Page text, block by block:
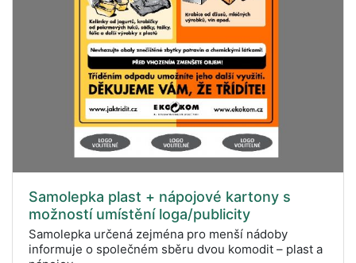
Samolepka plast + nápojové kartony s
možností umístění loga/publicity
Samolepka určená zejména pro menší nádoby
informuje o společném sběru dvou komodit – plast a